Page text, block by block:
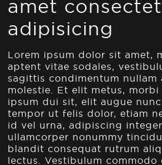
amet
adipisicing
Lorem ipsum dolor sit amet,
aptent vitae sodales,
sagittis condimentum nullam
molestie. Et elit metus,
ipsum dui sit, elit augue
tempor ut felis dolor, etiam
id vel urna, adipiscing
ullamcorper nonummy
blandit consequat rutrum
lectus. Vestibulum commodo